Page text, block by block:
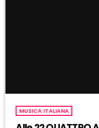
MUSICA ITALIANA